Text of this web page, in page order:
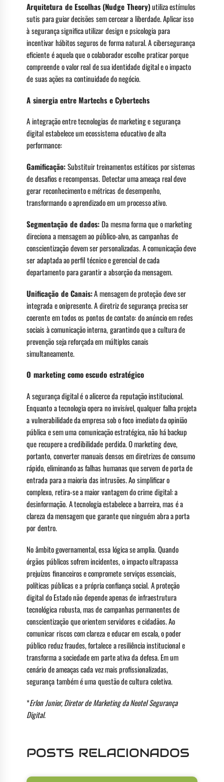
Arquitetura de Escolhas (Nudge Theory)utiliza estímulos
sutis para guiar decisões sem cercear a liberdade. Aplicar isso
à segurança significa utilizar design e psicologia para
incentivar hábitos seguros de forma natural. A cibersegurança
eficiente é aquela que o colaborador escolhe praticar porque
compreende o valor real de sua identidade digital e o impacto
de suas ações na continuidade do negócio.
A sinergia entre Martechs e Cybertechs
A integração entre tecnologias de marketing e segurança
digital estabelece um ecossistema educativo de alta
performance:
Gamificação:Substituir treinamentos estáticos por sistemas
de desafios e recompensas. Detectar uma ameaça real deve
gerar reconhecimento e métricas de desempenho,
transformando o aprendizado em um processo ativo.
Segmentação de dados: Da mesma forma que o marketing
direciona a mensagem ao público-alvo, as campanhas de
conscientização devem ser personalizadas. A comunicação deve
ser adaptada ao perfil técnico e gerencial de cada
departamento para garantir a absorção da mensagem.
Unificação de Canais:A mensagem de proteção deve ser
integrada e onipresente. A diretriz de segurança precisa ser
coerente em todos os pontos de contato: do anúncio em redes
sociais à comunicação interna, garantindo que a cultura de
prevenção seja reforçada em múltiplos canais
simultaneamente.
O marketing como escudo estratégico
A segurança digital é o alicerce da reputação institucional.
Enquanto a tecnologia opera no invisível, qualquer falha projeta
a vulnerabilidade da empresa sob o foco imediato da opinião
pública e sem uma comunicação estratégica, não há backup
que recupere a credibilidade perdida. O marketing deve,
portanto, converter manuais densos em diretrizes de consumo
rápido, eliminando as falhas humanas que servem de porta de
entrada para a maioria das intrusões. Ao simplificar o
complexo, retira-se a maior vantagem do crime digital: a
desinformação. A tecnologia estabelece a barreira, mas é a
clareza da mensagem que garante que ninguém abra a porta
por dentro.
No âmbito governamental, essa lógica se amplia. Quando
órgãos públicos sofrem incidentes, o impacto ultrapassa
prejuízos financeiros e compromete serviços essenciais,
políticas públicas e a própria confiança social. A proteção
digital do Estado não depende apenas de infraestrutura
tecnológica robusta, mas de campanhas permanentes de
conscientização que orientem servidores e cidadãos. Ao
comunicar riscos com clareza e educar em escala, o poder
público reduz fraudes, fortalece a resiliência institucional e
transforma a sociedade em parte ativa da defesa. Em um
cenário de ameaças cada vez mais profissionalizadas,
segurança também é uma questão de cultura coletiva.
*Erlon Junior, Diretor de Marketing da Neotel Segurança
Digital.
POSTS RELACIONADOS